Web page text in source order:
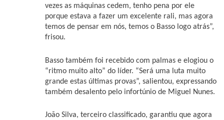
vezes as máquinas cedem, tenho pena por ele
porque estava a fazer um excelente rali, mas agora
temos de pensar em nós, temos o Basso logo atrás”,
frisou.
Basso também foi recebido com palmas e elogiou o
“ritmo muito alto” do líder. “Será uma luta muito
grande estas últimas provas”, salientou, expressando
também desalento pelo infortúnio de Miguel Nunes.
João Silva, terceiro classificado, garantiu que agora